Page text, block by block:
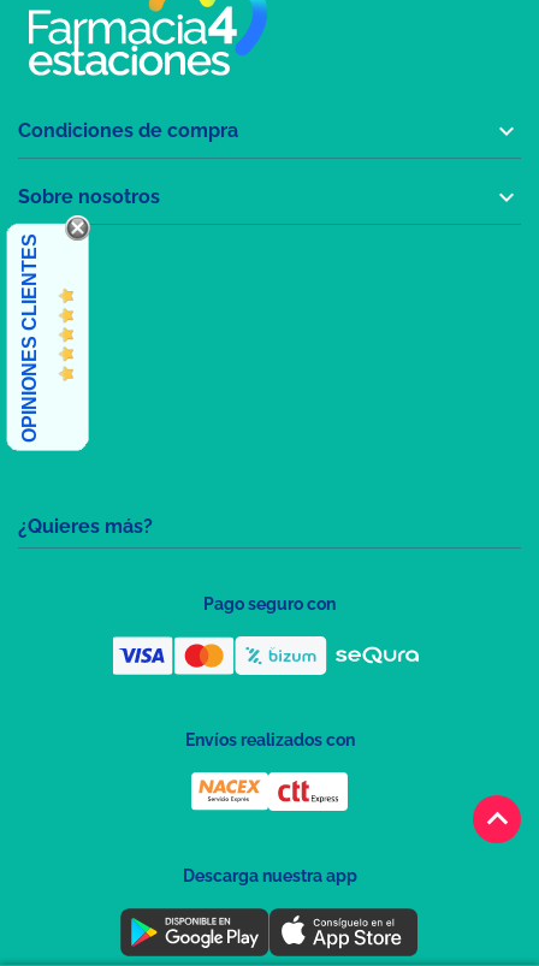
keyboard_arrow_up
¿Quieres más?
Condiciones de compra 
Sobre nosotros 
OPINIONES CLIENTES
Pago seguro con
Envíos realizados con
Descarga nuestra app